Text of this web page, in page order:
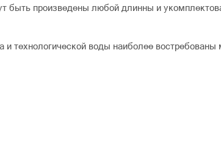
быть произведены любой длинны и
и технологической воды наиболее